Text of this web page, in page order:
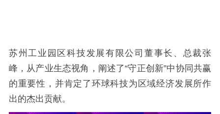
苏州工业园区科技发展有限公司董事长、总裁张
峰，从产业生态视角，阐述了“守正创新”中协同共赢
的重要性，并肯定了环球科技为区域经济发展所作
出的杰出贡献。